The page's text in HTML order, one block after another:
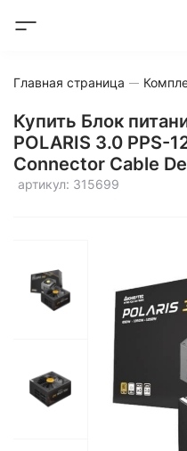
Главная страница
Купить Блок
POLARIS 3.0 PPS-
Connector Cable
артикул: 315699